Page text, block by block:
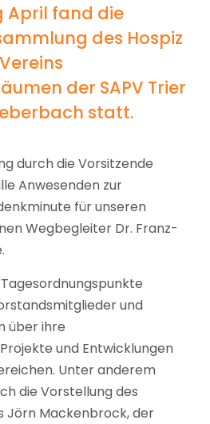
April fand die
des Hospiz
Vereins
der SAPV Trier
statt.
durch die Vorsitzende
Anwesenden zur
für unseren
Wegbegleiter Dr. Franz-
und
über ihre
und Entwicklungen
Unter anderem
die Vorstellung des
Jörn Mackenbrock, der